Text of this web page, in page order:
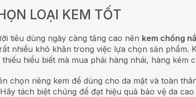
LOẠI KEM TỐT
tiêu dùng ngày càng tăng cao nên kem chống
nhiều khó khăn trong việc lựa chọn sản phẩm.
hiểu biết mà mua phải hàng nhái, hàng kém
chọn riêng kem để dùng cho da mặt và toàn
tách biệt chúng để đạt hiệu quả bảo vệ da